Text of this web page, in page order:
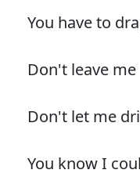
You have to
Don't leave
Don't let me
You know I